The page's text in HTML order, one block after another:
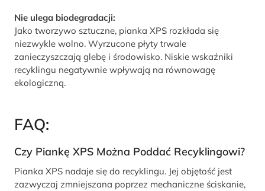
Nie ulega biodegradacji:
Jako tworzywo sztuczne, pianka XPS rozkłada się
niezwykle wolno. Wyrzucone płyty trwale
zanieczyszczają glebę i środowisko. Niskie wskaźniki
recyklingu negatywnie wpływają na równowagę
ekologiczną.
FAQ:
Czy Piankę XPS Można Poddać Recyklingowi?
Pianka XPS nadaje się do recyklingu. Jej objętość jest
zazwyczaj zmniejszana poprzez mechaniczne ściskanie,